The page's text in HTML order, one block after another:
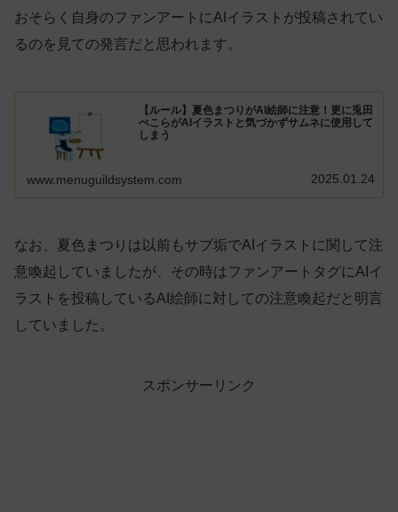
おそらく自身のファンアートにAIイラストが投稿されてい
るのを見ての発言だと思われます。
【ルール】夏色まつりがAI絵師に注意！更に兎田
ぺこらがAIイラストと気づかずサムネに使用して
しまう
www.menuguildsystem.com 2025.01.24
なお、夏色まつりは以前もサブ垢でAIイラストに関して注
意喚起していましたが、その時はファンアートタグにAIイ
ラストを投稿しているAI絵師に対しての注意喚起だと明言
していました。
スポンサーリンク